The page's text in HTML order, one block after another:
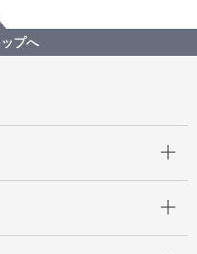
進局
ャンペーン及び九都県市高
プへ